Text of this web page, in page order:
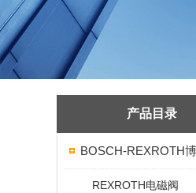
产品目录
REXROTH电磁阀